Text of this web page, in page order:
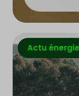
Actu énergie